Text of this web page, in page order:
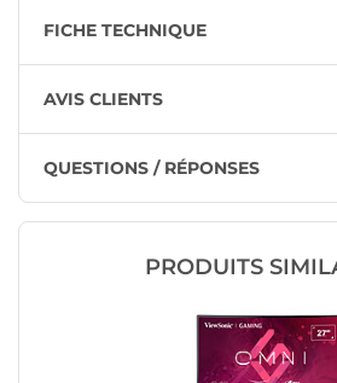
FICHE TECHNIQUE
AVIS CLIENTS
QUESTIONS / RÉPONSES
PRODUITS